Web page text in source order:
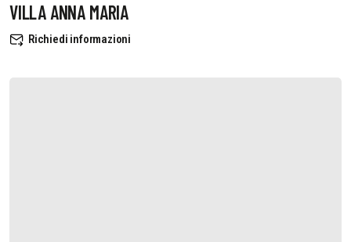
VILLA ANNA MARIA
Richiedi informazioni